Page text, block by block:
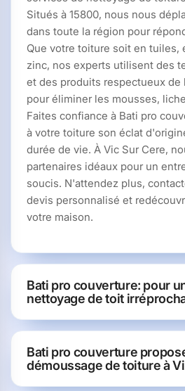
Situés à 15800, nous nous
dans toute la région pour
Que votre toiture soit en tuiles,
zinc, nos experts utilisent des
et des produits respectueux
pour éliminer les mousses,
Faites confiance à Bati pro
à votre toiture son éclat
durée de vie. À Vic Sur Cere,
partenaires idéaux pour un
soucis. N'attendez plus,
devis personnalisé et
votre maison.
Bati pro couverture: pour
nettoyage de toit
Bati pro couverture
démoussage de toiture à